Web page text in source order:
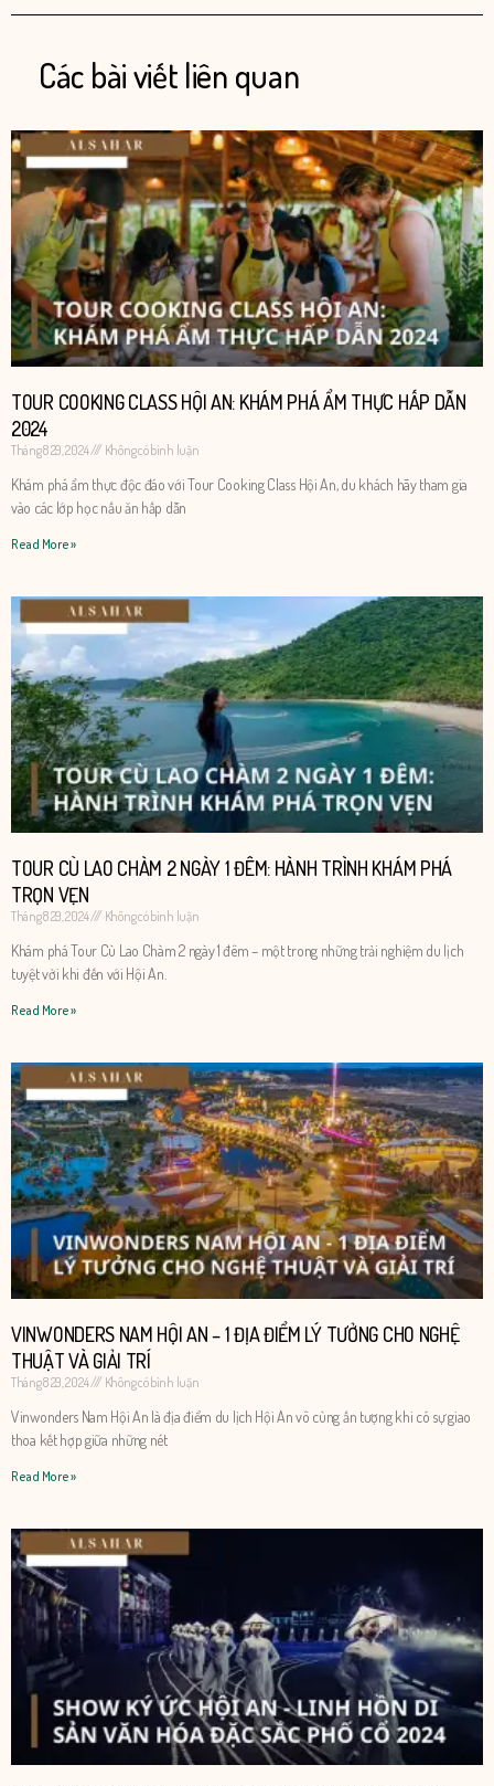
Các bài viết liên quan
TOUR COOKING CLASS HỘI AN: KHÁM PHÁ ẨM THỰC HẤP DẪN
2024
Tháng 8 29, 2024 Không có bình luận
​​Khám phá ẩm thực độc đáo với Tour Cooking Class Hội An, du khách hãy tham gia
vào các lớp học nấu ăn hấp dẫn
Read More »
TOUR CÙ LAO CHÀM 2 NGÀY 1 ĐÊM: HÀNH TRÌNH KHÁM PHÁ
TRỌN VẸN
Tháng 8 29, 2024 Không có bình luận
Khám phá Tour Cù Lao Chàm 2 ngày 1 đêm – một trong những trải nghiệm du lịch
tuyệt vời khi đến với Hội An.
Read More »
VINWONDERS NAM HỘI AN – 1 ĐỊA ĐIỂM LÝ TƯỞNG CHO NGHỆ
THUẬT VÀ GIẢI TRÍ
Tháng 8 29, 2024 Không có bình luận
Vinwonders Nam Hội An là địa điểm du lịch Hội An vô cùng ấn tượng khi có sự giao
thoa kết hợp giữa những nét
Read More »